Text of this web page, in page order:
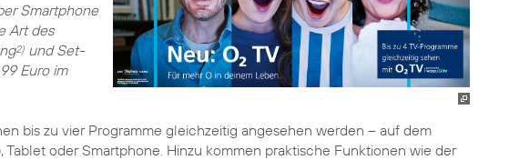
Smartphone
Art des
2) und Set-
Euro im
bis zu vier Programme gleichzeitig angesehen werden – auf dem
oder Smartphone. Hinzu kommen praktische Funktionen wie der